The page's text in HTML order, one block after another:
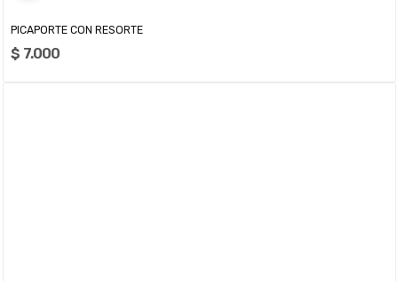
PICAPORTE CON RESORTE
$ 7.000